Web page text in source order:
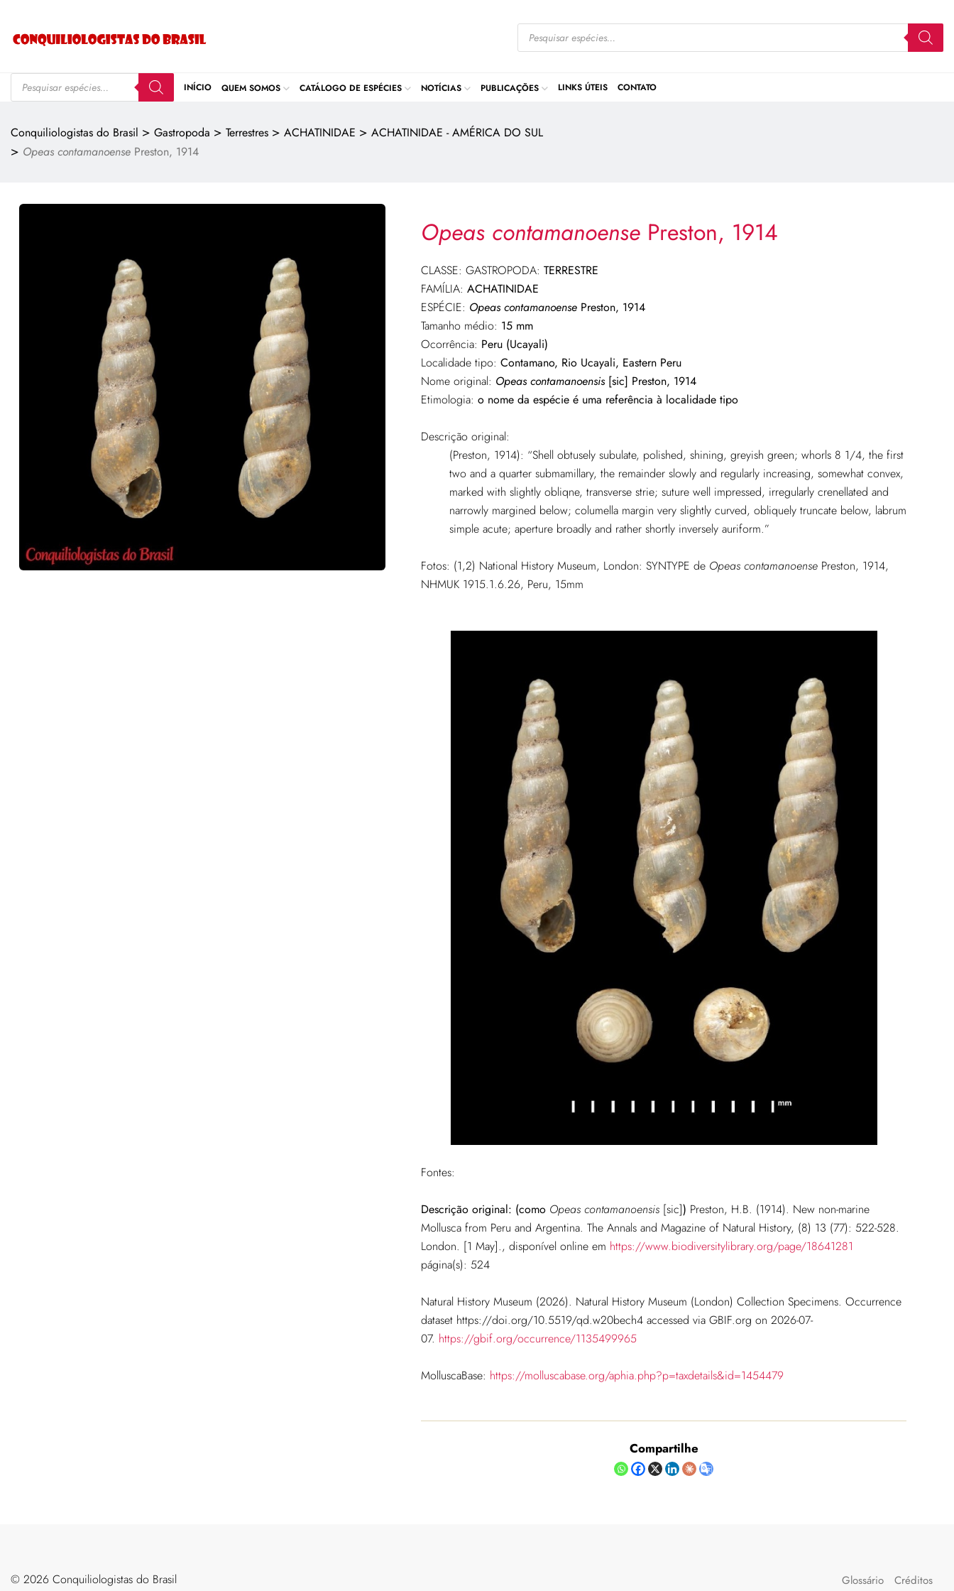
INÍCIO QUEM SOMOS CATÁLOGO DE ESPÉCIES NOTÍCIAS PUBLICAÇÕES LINKS ÚTEIS CONTATO
Conquiliologistas do Brasil > Gastropoda > Terrestres > ACHATINIDAE > ACHATINIDAE - AMÉRICA DO SUL
> Opeas contamanoense Preston, 1914
Opeas contamanoensePreston, 1914
CLASSE: GASTROPODA: TERRESTRE
FAMÍLIA: ACHATINIDAE
ESPÉCIE: Opeas contamanoensePreston, 1914
Tamanho médio: 15 mm
Ocorrência: Peru (Ucayali)
Localidade tipo: Contamano, Rio Ucayali, Eastern Peru
Nome original: Opeas contamanoensis[sic] Preston, 1914
Etimologia: o nome da espécie é uma referência à localidade tipo
Descrição original:
(Preston, 1914): “Shell obtusely subulate, polished, shining, greyish green; whorls 8 1/4, the first
two and a quarter submamillary, the remainder slowly and regularly increasing, somewhat convex,
marked with slightly obliqne, transverse strie; suture well impressed, irregularly crenellated and
narrowly margined below; columella margin very slightly curved, obliquely truncate below, labrum
simple acute; aperture broadly and rather shortly inversely auriform.”
Fotos: (1,2) National History Museum, London: SYNTYPE de Opeas contamanoensePreston, 1914,
NHMUK 1915.1.6.26, Peru, 15mm
Fontes:
Descrição original: (como Opeas contamanoensis[sic]) Preston, H.B. (1914). New non-marine
Mollusca from Peru and Argentina. The Annals and Magazine of Natural History, (8) 13 (77): 522-528.
London. [1 May]., disponível online em https://www.biodiversitylibrary.org/page/18641281
página(s): 524
Natural History Museum (2026). Natural History Museum (London) Collection Specimens. Occurrence
dataset https://doi.org/10.5519/qd.w20bech4 accessed via GBIF.org on 2026-07-
07. https://gbif.org/occurrence/1135499965
MolluscaBase: https://molluscabase.org/aphia.php?p=taxdetails&id=1454479
Compartilhe
©️ 2026 Conquiliologistas do Brasil Glossário Créditos